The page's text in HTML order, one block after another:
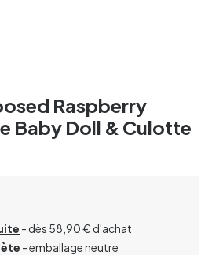
Raspberry
Baby Doll & Culotte
- dès 58,90 € d'achat
- emballage neutre